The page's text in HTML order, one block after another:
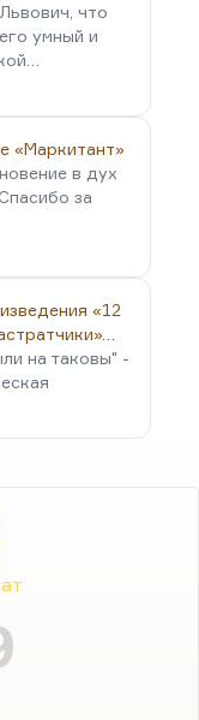
что
умный и
«Маркитант»
в дух
за
«12
на таковы" -